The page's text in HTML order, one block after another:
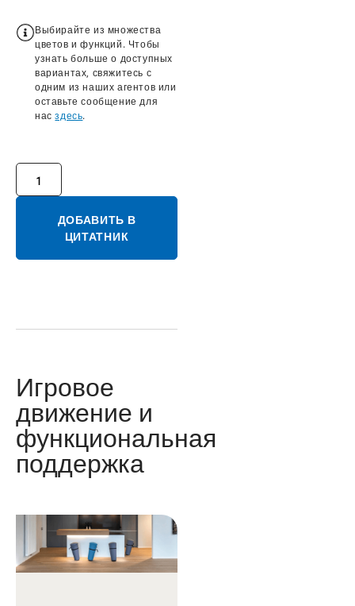
Выбирайте из множества
цветов и функций. Чтобы
узнать больше о доступных
вариантах, свяжитесь с
одним из наших агентов или
оставьте сообщение для
насздесь.
ДОБАВИТЬ В
ЦИТАТНИК
Игровое
движение и
функциональная
поддержка